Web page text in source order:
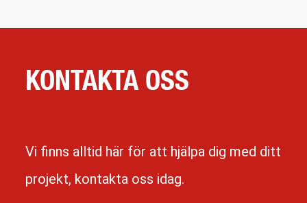
KONTAKTA OSS
Vi finns alltid här för att hjälpa dig med ditt
projekt, kontakta oss idag.